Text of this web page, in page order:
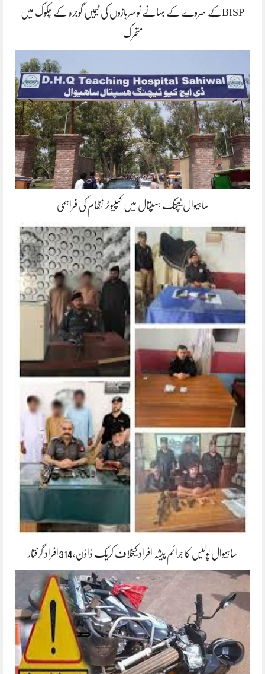
BISPکے سروے کے بہانے نوسربازوں کی ٹیمیں گوجرہ کے چکوک میں
متحرک
ساہیوال ٹیچنگ ہسپتال میں کمپیوٹر نظام کی فراہمی
ساہیوال پولیس کا جرائم پیشہ افراد کیخلاف کریک ڈاؤن،314افراد گرفتار